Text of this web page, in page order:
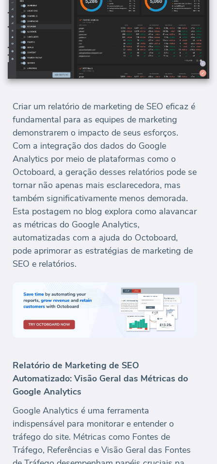
Criar um relatório de marketing de SEO eficaz é
fundamental para as equipes de marketing
demonstrarem o impacto de seus esforços.
Com a integração dos dados do Google
Analytics por meio de plataformas como o
Octoboard, a geração desses relatórios pode se
tornar não apenas mais esclarecedora, mas
também significativamente menos demorada.
Esta postagem no blog explora como alavancar
as métricas do Google Analytics,
automatizadas com a ajuda do Octoboard,
pode aprimorar as estratégias de marketing de
SEO e relatórios.
Relatório de Marketing de SEO
Automatizado: Visão Geral das Métricas do
Google Analytics
Google Analytics é uma ferramenta
indispensável para monitorar e entender o
tráfego do site. Métricas como Fontes de
Tráfego, Referências e Visão Geral das Fontes